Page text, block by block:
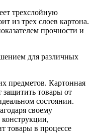
трехслойную
из трех слоев картона.
прочности и
для различных
предметов. Картонная
товары от
состоянии.
своему
товары в процессе